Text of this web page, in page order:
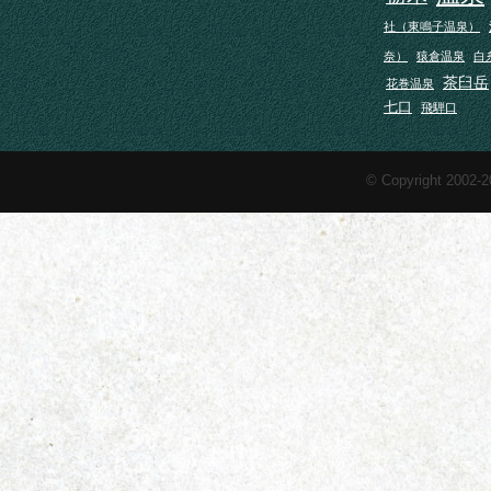
社（東鳴子温泉）
奈） 猿倉温泉 白
花巻温泉 茶臼岳
七口 飛騨口
© Copyright 2002-